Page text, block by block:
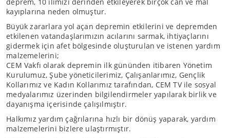
kayıplarına neden olmuştur.
Büyük zararlara yol açan depremin etkilerini ve depremden
etkilenen vatandaşlarımızın acılarını sarmak, ihtiyaçlarını
gidermek için afet bölgesinde oluşturulan ve istenen yardım
malzemelerini;
CEM Vakfı olarak depremin ilk gününden itibaren Yönetim
Kurulumuz, Şube yöneticilerimiz, Çalışanlarımız, Gençlik
Kollarımız ve Kadın Kollarımız tarafından, CEM TV ile sosyal
medyalarımız üzerinden bilgilendirmeler yapılarak birlik ve
dayanışma içerisinde çalışılmıştır.
Halkımız yardım çağrılarına hızlı bir dönüş yaparak, yardım
malzemelerini bizlere ulaştırmıştır.